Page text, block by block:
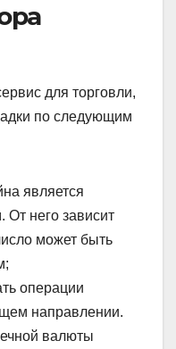
для торговли,
по следующим
является
него зависит
может быть
операции
направлении.
валюты